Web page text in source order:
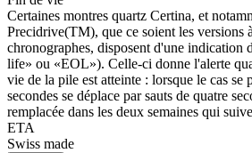
Certaines montres quartz Certina, et
Precidrive(TM), que ce soient les versions
chronographes, disposent d'une indication
life» ou «EOL»). Celle-ci donne l'alerte
vie de la pile est atteinte : lorsque le cas se
secondes se déplace par sauts de quatre
remplacée dans les deux semaines qui
ETA
Swiss made